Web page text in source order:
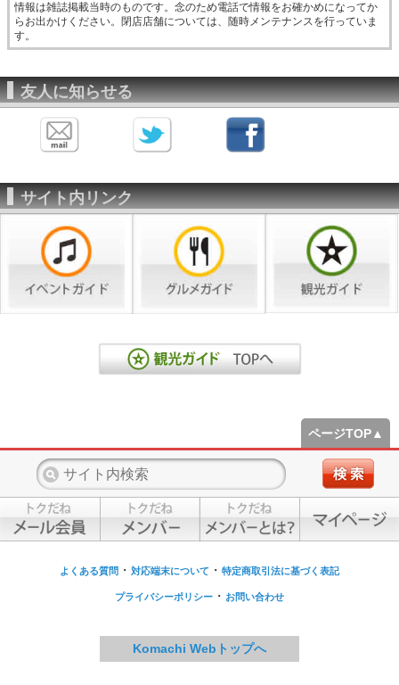
情報は雑誌掲載当時のものです。念のため電話で情報をお確かめになってか
らお出かけください。閉店店舗については、随時メンテナンスを行っていま
す。
友人に知らせる
サイト内リンク
ページTOP▲
よくある質問 ・ 対応端末について ・ 特定商取引法に基づく表記
プライバシーポリシー ・ お問い合わせ
Komachi Webトップへ